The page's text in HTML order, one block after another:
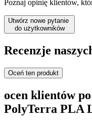
Poznaj opinię klientów,
Utwórz nowe pytanie
do użytkowników
Recenzje
Oceń ten produkt
ocen klientów
PolyTerra PLA